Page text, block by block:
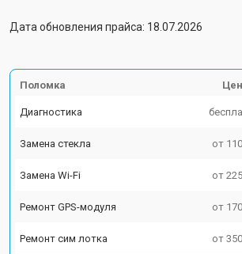
Дата обновления прайса: 18.07.2026
Поломка
Диагностика
Замена стекла от
Замена Wi-Fi от
Ремонт GPS-модуля от
Ремонт сим лотка от